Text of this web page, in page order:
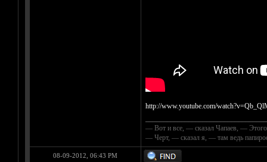
http://www.youtube.com/
— Вот и все, — сказал Чапаев, — Этого
— Черт, — сказал я, — там ведь
08-09-2012, 06:43 PM